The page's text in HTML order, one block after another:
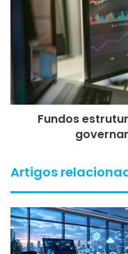
Fundos
Artigos